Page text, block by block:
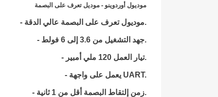
موديول أوردوينو - موديل تعرف على البصمة
- موديول تعرف على البصمة عالي الدقة.
- جهد التشغيل من 3.6 إلى 6 فولط.
- تيار العمل 120 ملي أمبير.
- يعمل على واجهة UART.
- زمن إلتقاط البصمة أقل من 1 ثانية.